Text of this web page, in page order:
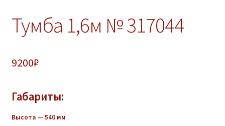
Тумба 1,6м № 317044
9200₽
Габариты:
Высота — 540 мм